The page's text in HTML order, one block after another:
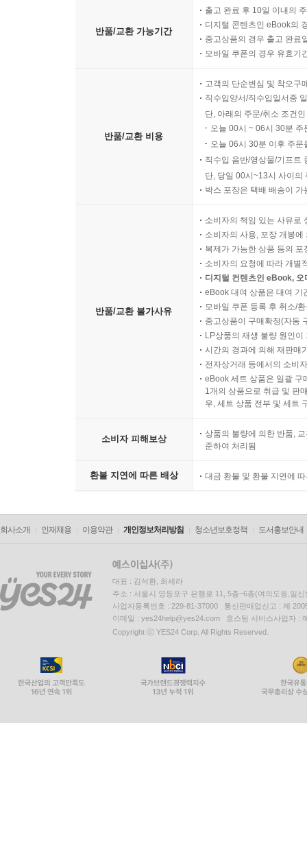
반품/교환 가능기간
출고 완료 후 10일 이내의
디지털 콘텐츠인 eBook의
중고상품의 경우 출고 완료
모바일 쿠폰의 경우 유효기
반품/교환 비용
고객의 단순변심 및 착오구
직수입양서/직수입일서중
단, 아래의 주문/취소 조건
오늘 00시 ~ 06시 30분
오늘 06시 30분 이후 주
직수입 음반/영상물/기프트
단, 당일 00시~13시 사이의
박스 포장은 택배 배송이
반품/교환 불가사유
소비자의 책임 있는 사유로
소비자의 사용, 포장 개봉
복제가 가능한 상품 등의
소비자의 요청에 따라 개별
디지털 컨텐츠인 eBook,
eBook 대여 상품은 대여 기
모바일 쿠폰 등록 후 취소/
중고상품이 구매확정(자동
LP상품의 재생 불량 원인
시간의 경과에 의해 재판매
전자상거래 등에서의 소비
eBook 세트 상품은 일괄 구
1개의 상품으로 취급 및 판
우, 세트 상품 전부 및 세트
소비자 피해보상
상품의 불량에 의한 반품,
준하여 처리됨
환불 지연에 따른 배상 대금 환불 및 환불 지연에
회사소개 인재채용 이용약관 개인정보처리방침 청소년보호정책 도서홍보안내
대표 : 김석환, 최세라
주소 : 서울시 영등포구 은행로 11, 5층~6층(여의도동,일신
사업자등록번호 : 229-81-37000 통신판매업신고 : 제
이메일 : yes24help@yes24.com 호스팅 서비스사업자 :
Copyright ⓒ YES24 Corp. All Rights Reserved.